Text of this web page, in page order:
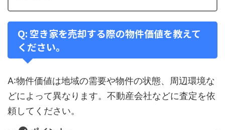
Q: 空き家を売却する際の物件価値を教えて
ください。
A:物件価値は地域の需要や物件の状態、周辺環境な
どによって異なります。不動産会社などに査定を依
頼してください。